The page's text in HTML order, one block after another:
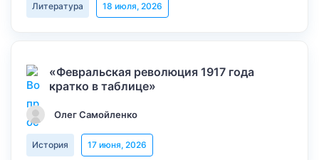
Литература 18 июля, 2026
«Февральская революция 1917 года
кратко в таблице»
Олег Самойленко
История 17 июня, 2026